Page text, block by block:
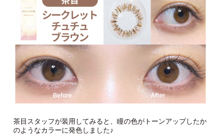
茶目スタッフが装用してみると、瞳の色がトーンアップしたか
のようなカラーに発色しました♪